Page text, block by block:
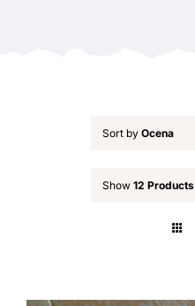
Sort by Ocena
Show 12 Products